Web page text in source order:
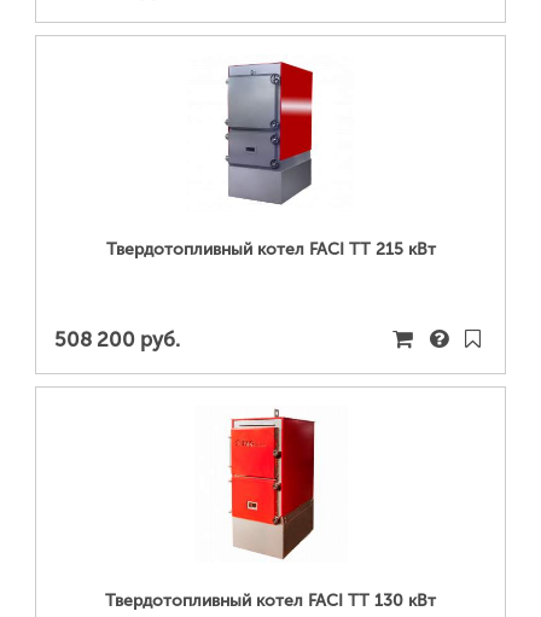
ПОДРОБНЕЕ...
Твердотопливный котел FACI TT 215 кВт
508 200 руб.
ПОДРОБНЕЕ...
Твердотопливный котел FACI TT 130 кВт